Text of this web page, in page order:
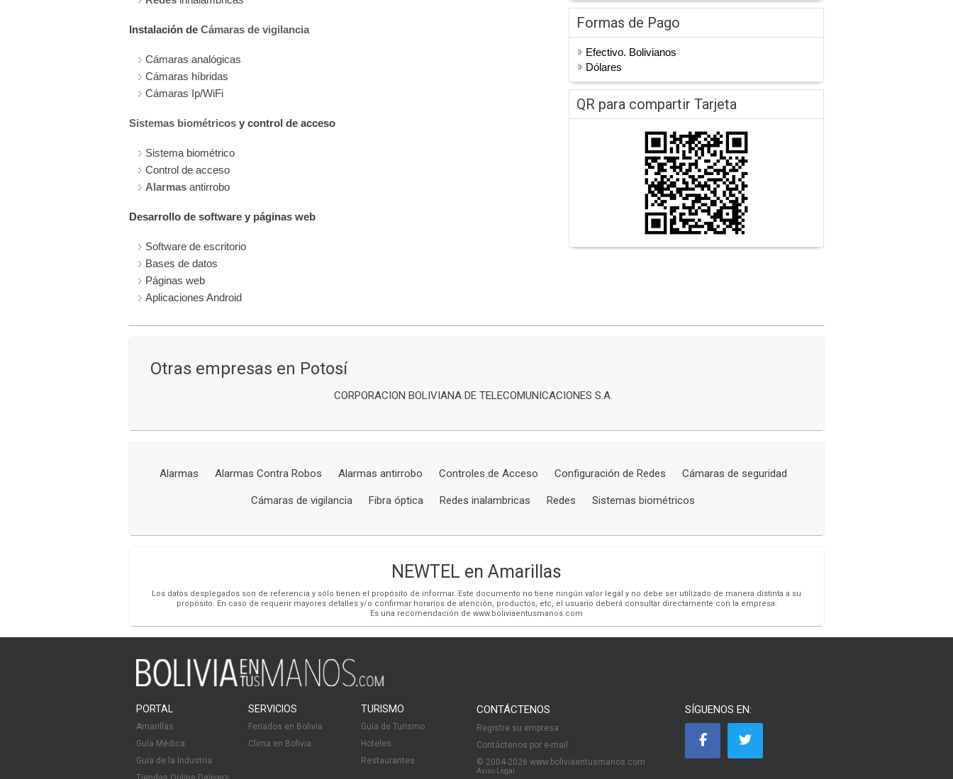
Instalación de Cámaras de vigilancia
Cámaras analógicas
Cámaras híbridas
Cámaras Ip/WiFi
Sistemas biométricos y control de acceso
Sistema biométrico
Control de acceso
Alarmas antirrobo
Desarrollo de software y páginas web
Software de escritorio
Bases de datos
Páginas web
Aplicaciones Android
Formas de Pago
Efectivo. Bolivianos
Dólares
QR para compartir Tarjeta
Otras empresas en Potosí
CORPORACION BOLIVIANA DE TELECOMUNICACIONES S.A.
Alarmas Alarmas Contra Robos Alarmas antirrobo Controles de Acceso Configuración de Redes Cámaras de seguridad
Cámaras de vigilancia Fibra óptica Redes inalambricas Redes Sistemas biométricos
NEWTEL en Amarillas
Los datos desplegados son de referencia y sólo tienen el propósito de informar. Este documento no tiene ningún valor legal y no debe ser utilizado de manera distinta a su
propósito. En caso de requerir mayores detalles y/o confirmar horarios de atención, productos, etc, el usuario deberá consultar directamente con la empresa.
Es una recomendación de www.boliviaentusmanos.com
PORTAL
Amarillas
Guía Médica
Guía de la Industria
SERVICIOS
Feriados en Bolivia
Clima en Bolivia
TURISMO
Guía de Turismo
Hoteles
Restaurantes
CONTÁCTENOS
Registre su empresa
Contáctenos por e-mail
© 2004-2026 www.boliviaentusmanos.com
Aviso Legal
SÍGUENOS EN: